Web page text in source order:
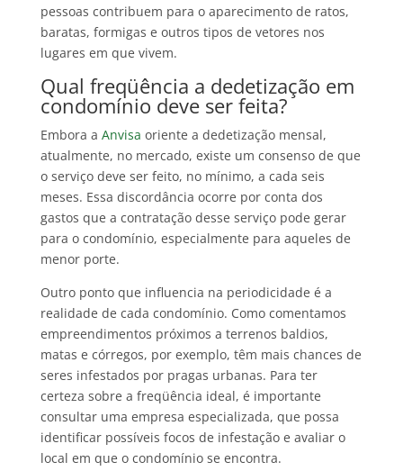
pessoas contribuem para o aparecimento de ratos,
baratas, formigas e outros tipos de vetores nos
lugares em que vivem.
Qual freqüência a dedetização em
condomínio deve ser feita?
Embora a Anvisa oriente a dedetização mensal,
atualmente, no mercado, existe um consenso de que
o serviço deve ser feito, no mínimo, a cada seis
meses. Essa discordância ocorre por conta dos
gastos que a contratação desse serviço pode gerar
para o condomínio, especialmente para aqueles de
menor porte.
Outro ponto que influencia na periodicidade é a
realidade de cada condomínio. Como comentamos
empreendimentos próximos a terrenos baldios,
matas e córregos, por exemplo, têm mais chances de
seres infestados por pragas urbanas. Para ter
certeza sobre a freqüência ideal, é importante
consultar uma empresa especializada, que possa
identificar possíveis focos de infestação e avaliar o
local em que o condomínio se encontra.